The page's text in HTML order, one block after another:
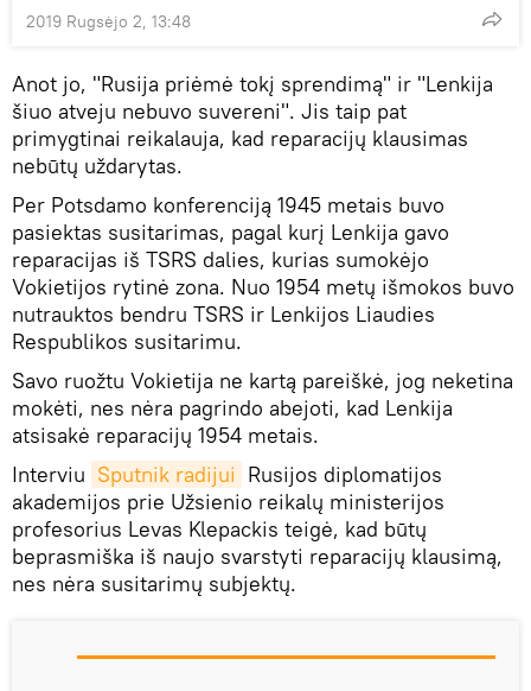
2019 Rugsėjo 2, 13:48
Anot jo, "Rusija priėmė tokį sprendimą" ir "Lenkija
šiuo atveju nebuvo suvereni". Jis taip pat
primygtinai reikalauja, kad reparacijų klausimas
nebūtų uždarytas.
Per Potsdamo konferenciją 1945 metais buvo
pasiektas susitarimas, pagal kurį Lenkija gavo
reparacijas iš TSRS dalies, kurias sumokėjo
Vokietijos rytinė zona. Nuo 1954 metų išmokos buvo
nutrauktos bendru TSRS ir Lenkijos Liaudies
Respublikos susitarimu.
Savo ruožtu Vokietija ne kartą pareiškė, jog neketina
mokėti, nes nėra pagrindo abejoti, kad Lenkija
atsisakė reparacijų 1954 metais.
Interviu Sputnik radijui Rusijos diplomatijos
akademijos prie Užsienio reikalų ministerijos
profesorius Levas Klepackis teigė, kad būtų
beprasmiška iš naujo svarstyti reparacijų klausimą,
nes nėra susitarimų subjektų.